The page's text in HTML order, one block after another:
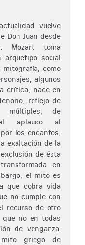
vuelve
Don Juan desde
Mozart toma
arquetipo social
como
algunos
crítica, nace en
reflejo de
múltiples, de
el aplauso al
los encantos,
exaltación de la
de ésta
en
el mito es
que cobra vida
no cumple con
recurso de otro
no en todas
de venganza.
griego de